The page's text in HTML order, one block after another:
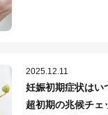
2025.12.11
妊娠初期症状はい
超初期の兆候チェ